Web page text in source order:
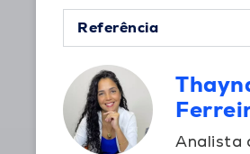
Referência
Analista